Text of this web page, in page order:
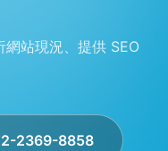
站現況、提供 SEO
2369-8858